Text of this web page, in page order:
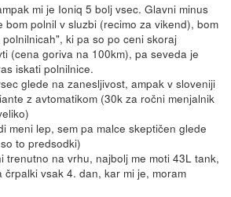
mi je Ioniq 5 bolj vsec. Glavni minus
bom polnil v sluzbi (recimo za vikend), bom
ki pa so po ceni skoraj
(cena goriva na 100km), pa seveda je
iskati polnilnice.
glede na zanesljivost, ampak v sloveniji
z avtomatikom (30k za ročni menjalnik
meni lep, sem pa malce skeptičen glede
to predsodki)
trenutno na vrhu, najbolj me moti 43L tank,
črpalki vsak 4. dan, kar mi je, moram